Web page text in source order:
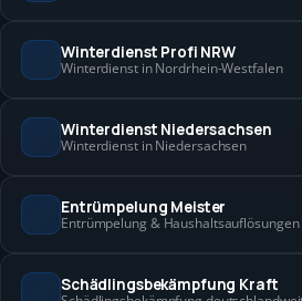
Winterdienst Profi NRW
Winterdienst in Nordrhein-Westfalen
Winterdienst Niedersachsen
Winterdienst in Niedersachsen
Entrümpelung Meister
Entrümpelung & Haushaltsauflösungen
Schädlingsbekämpfung Kraft